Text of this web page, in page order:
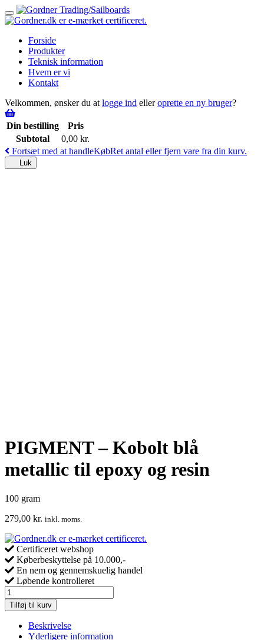
Toggle
navigation
Forside
Produkter
Teknisk information
Hvem er vi
Kontakt
Velkommen, ønsker du at logge ind elleroprette en ny bruger?
Din bestilling
Pris
Subtotal
0,00 kr.
Fortsæt med at handleKøbRet antal eller fjern vare fra din kurv.
Luk
PIGMENT – Kobolt blå
metallic til epoxy og resin
100 gram
279,00 kr. inkl. moms.
Certificeret webshop
Køberbeskyttelse på 10.000,-
En nem og gennemskuelig handel
Løbende kontrolleret
PIGMENT
-
Kobolt
metallic
Tilføj til kurv
Beskrivelse
Yderligere information